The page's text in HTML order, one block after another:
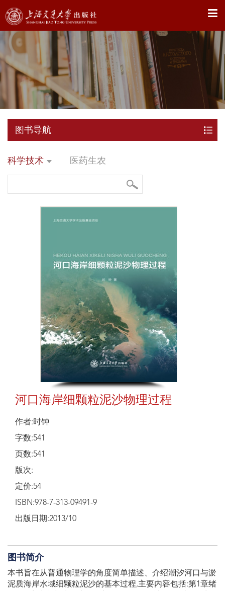
X
图书导航
科学技术 医药生农
河口海岸细颗粒泥沙物理过程
作者:时钟
字数:541
页数:541
版次:
定价:54
ISBN:978-7-313-09491-9
出版日期:2013/10
图书简介
本书旨在从普通物理学的角度简单描述、介绍潮汐河口与淤
泥质海岸水域细颗粒泥沙的基本过程,主要内容包括:第1章绪